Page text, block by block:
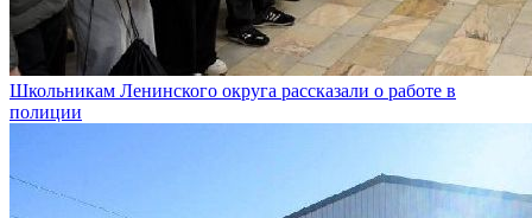
Школьникам Ленинского округа рассказали о работе в
полиции